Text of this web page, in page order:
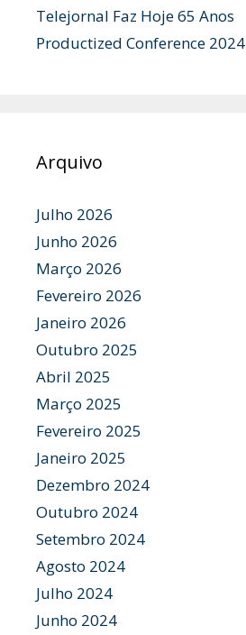
Telejornal Faz Hoje 65 Anos
Productized Conference 2024
Arquivo
Julho 2026
Junho 2026
Março 2026
Fevereiro 2026
Janeiro 2026
Outubro 2025
Abril 2025
Março 2025
Fevereiro 2025
Janeiro 2025
Dezembro 2024
Outubro 2024
Setembro 2024
Agosto 2024
Julho 2024
Junho 2024